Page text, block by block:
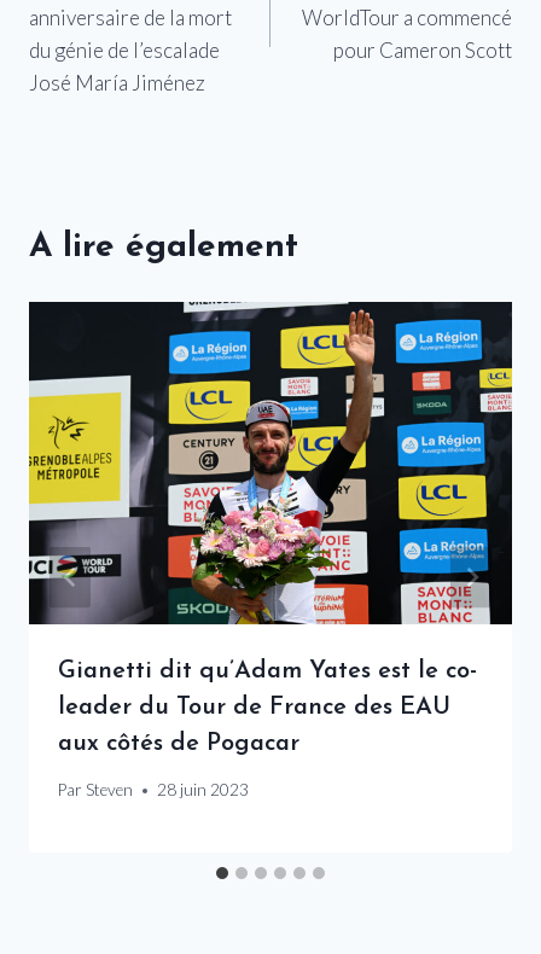
l’article
anniversaire de la mort
du génie de l’escalade
José María Jiménez
WorldTour a commencé
pour Cameron Scott
A lire également
Gianetti dit qu’Adam Yates est le co-
leader du Tour de France des EAU
aux côtés de Pogacar
Par Steven 28 juin 2023